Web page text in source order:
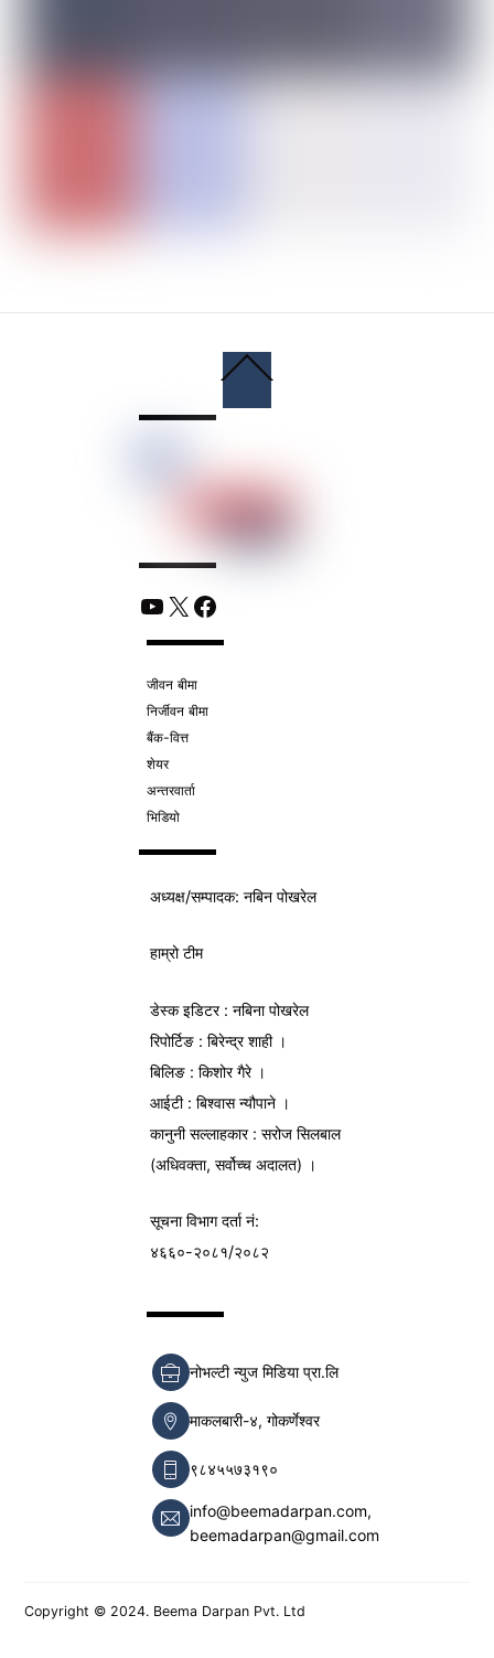
To
YouTube
X Facebook
जीवन बीमा
निर्जीवन बीमा
बैंक-वित्त
शेयर
अन्तरवार्ता
भिडियो
अध्यक्ष/सम्पादक: नबिन पोखरेल
हाम्रो टीम
डेस्क इडिटर : नबिना पोखरेल
रिपोर्टिङ : बिरेन्द्र शाही ।
बिलिङ : किशोर गैरे ।
आईटी : बिश्वास न्यौपाने ।
कानुनी सल्लाहकार : सरोज सिलबाल
(अधिवक्ता, सर्वोच्च अदालत) ।
सूचना विभागदर्ता नं:
४६६०-२०८१/२०८२
नोभल्टी न्युज मिडिया प्रा.लि
माकलबारी-४, गोकर्णेश्वर
९८४५५७३१९०
info@beemadarpan.com,
beemadarpan@gmail.com
Copyright © 2024. Beema Darpan Pvt. Ltd